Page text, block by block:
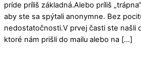
príde príliš základná.Alebo príliš
aby ste sa spýtali anonymne. Bez
nedostatočnosti.V prvej časti ste našli
ktoré nám prišli do mailu alebo na […]